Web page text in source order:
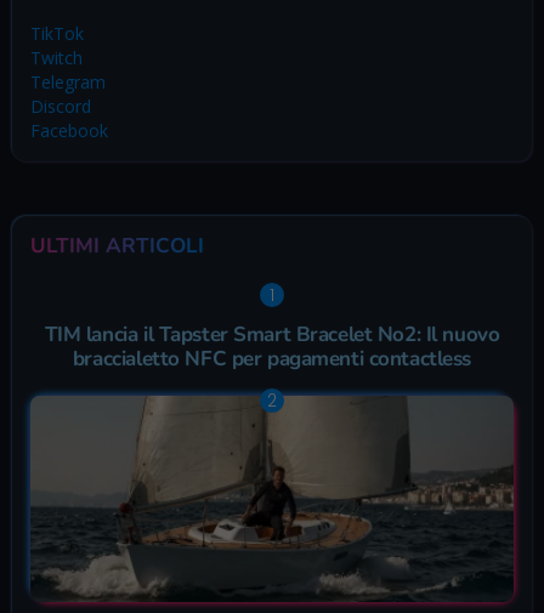
TikTok
Twitch
Telegram
Discord
Facebook
ULTIMI ARTICOLI
TIM lancia il Tapster Smart Bracelet No2: Il nuovo
braccialetto NFC per pagamenti contactless